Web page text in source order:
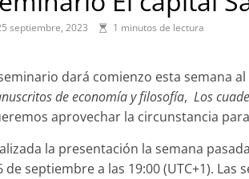
septiembre, 2023 1 minutos de lectura
dará comienzo esta semana
de economía y filosofía, Los
aprovechar la circunstancia
la presentación la semana
de septiembre a las 19:00 (UTC+1). Las